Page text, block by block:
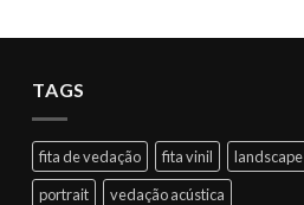
TAGS
fita de vedação fita vinil
landscape
portrait
vedação acústica